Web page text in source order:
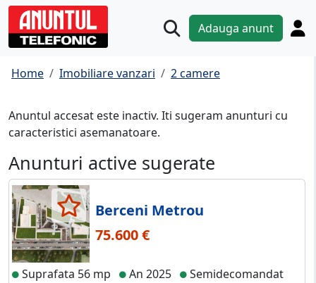
Adauga anunt
Home Imobiliare vanzari 2 camere
Anuntul accesat este inactiv. Iti sugeram anunturi cu
caracteristici asemanatoare.
Anunturi active sugerate
Berceni Metrou
75.600 €
Suprafata 56 mp An 2025
Semidecomandat